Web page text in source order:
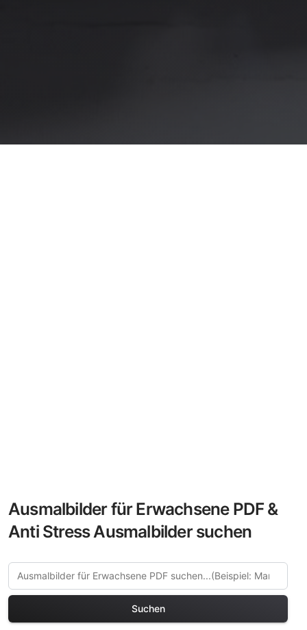
Ausmalbilder für Erwachsene PDF &
Anti Stress Ausmalbilder suchen
Suchen